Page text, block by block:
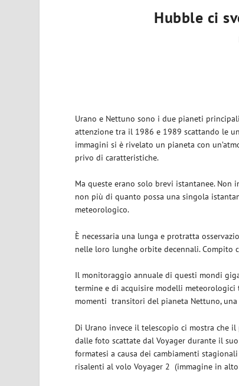
Hubble ci
Urano e Nettuno sono i due pianeti
attenzione tra il 1986 e 1989 scattando le
immagini si è rivelato un pianeta con
privo di caratteristiche.
Ma queste erano solo brevi istantanee. Non
non più di quanto possa una singola
meteorologico.
È necessaria una lunga e protratta
nelle loro lunghe orbite decennali. Compito
Il monitoraggio annuale di questi mondi
termine e di acquisire modelli
momenti transitori del pianeta Nettuno,
Di Urano invece il telescopio ci mostra che
dalle foto scattate dal Voyager durante il
formatesi a causa dei cambiamenti
risalenti al volo Voyager 2 (immagine in